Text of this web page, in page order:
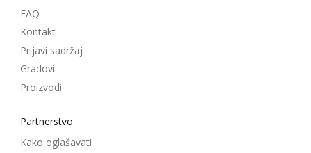
FAQ
Kontakt
Prijavi sadržaj
Gradovi
Proizvodi
Partnerstvo
Kako oglašavati